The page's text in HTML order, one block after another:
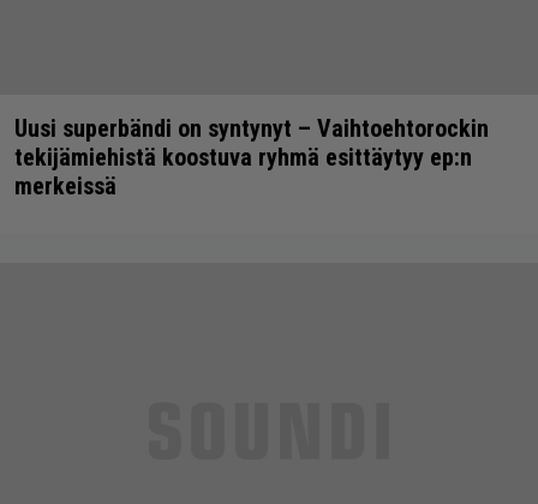
Uusi superbändi on syntynyt – Vaihtoehtorockin
tekijämiehistä koostuva ryhmä esittäytyy ep:n
merkeissä